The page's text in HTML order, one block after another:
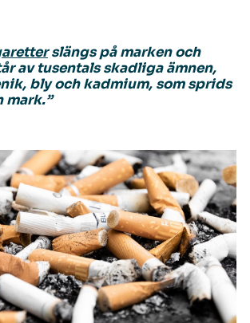
slängs på marken och
av tusentals skadliga ämnen,
bly och kadmium, som sprids
mark.”